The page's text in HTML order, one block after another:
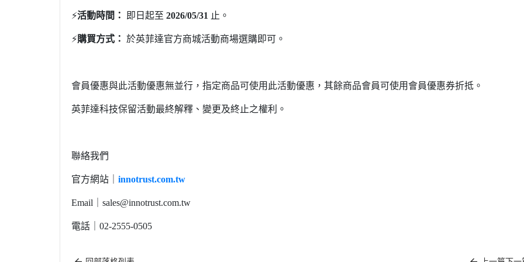
⚡️活動時間： 即日起至 2026/05/31 止。
⚡️購買方式： 於英菲達官方商城活動商場選購即可。
會員優惠與此活動優惠無並行，指定商品可使用此活動優惠，其餘商品會員可使用會員優惠券折抵。
英菲達科技保留活動最終解釋、變更及終止之權利。
聯絡我們
官方網站｜ innotrust.com.tw
Email sales@innotrust.com.tw
電話｜ 02-2555-0505